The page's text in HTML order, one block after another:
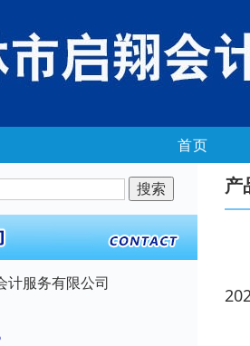
首页
计服务有限公司
产